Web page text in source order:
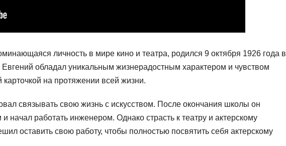
личность в мире кино и театра, родился 9 октября 1926 года в
Евгений обладал уникальным жизнерадостным характером и чувством
на протяжении всей жизни.
связывать свою жизнь с искусством. После окончания школы он
начал работать инженером. Однако страсть к театру и актерскому
оставить свою работу, чтобы полностью посвятить себя актерскому